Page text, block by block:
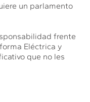
un parlamento
frente
Eléctrica y
que no les